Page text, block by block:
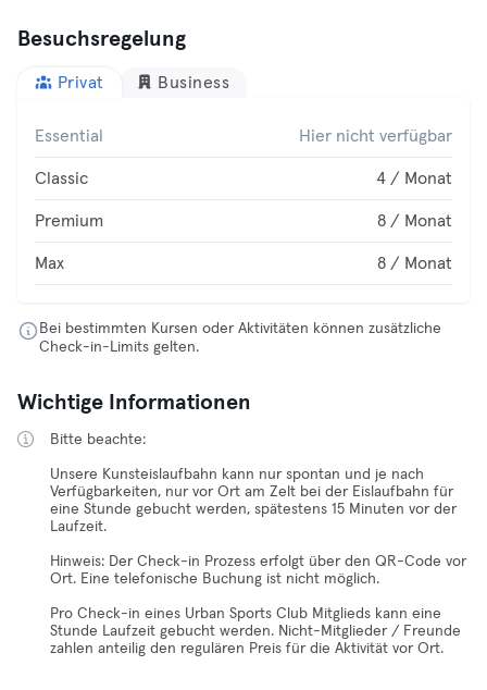
Besuchsregelung
Privat Business
Essential Hier nicht verfügbar
Classic 4 / Monat
Premium 8 / Monat
Max 8 / Monat
Bei bestimmten Kursen oder Aktivitäten können zusätzliche
Check-in-Limits gelten.
Wichtige Informationen
Bitte beachte:
Unsere Kunsteislaufbahn kann nur spontan und je nach
Verfügbarkeiten, nur vor Ort am Zelt bei der Eislaufbahn für
eine Stunde gebucht werden, spätestens 15 Minuten vor der
Laufzeit.
Hinweis: Der Check-in Prozess erfolgt über den QR-Code vor
Ort. Eine telefonische Buchung ist nicht möglich.
Pro Check-in eines Urban Sports Club Mitglieds kann eine
Stunde Laufzeit gebucht werden. Nicht-Mitglieder / Freunde
zahlen anteilig den regulären Preis für die Aktivität vor Ort.